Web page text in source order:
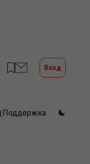
Вход
Поддержка